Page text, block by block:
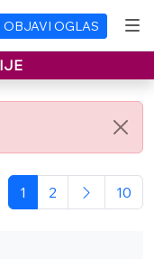
OBJAVI OGLAS
1 2 10